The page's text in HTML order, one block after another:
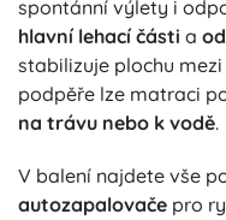
spontánní výlety i
hlavní lehací části a
stabilizuje plochu
podpěře lze matraci
na trávu nebo k vodě.
V balení najdete vše
autozapalovače pro